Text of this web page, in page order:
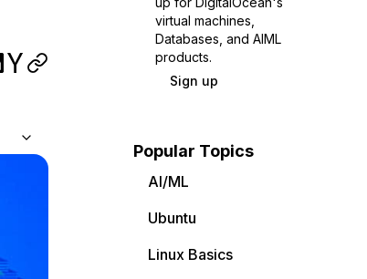
virtual machines,
Databases, and AIML
products.
Sign up
Popular Topics
AI/ML
Ubuntu
Linux Basics